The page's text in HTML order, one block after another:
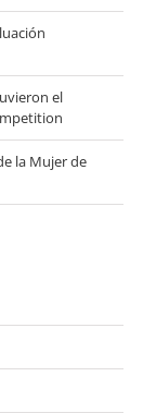
el
la Mujer de